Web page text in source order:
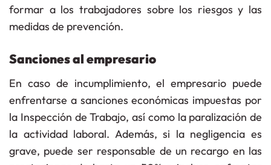
formar a los trabajadores sobre los riesgos y las
medidas de prevención.
Sanciones al empresario
En caso de incumplimiento, el empresario puede
enfrentarse a sanciones económicas impuestas por
la Inspección de Trabajo, así como la paralización de
la actividad laboral. Además, si la negligencia es
grave, puede ser responsable de un recargo en las